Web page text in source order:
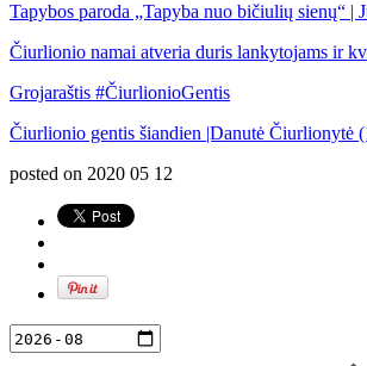
Tapybos paroda „Tapyba nuo bičiulių sienų“ |
Čiurlionio namai atveria duris lankytojams ir
Grojaraštis #ČiurlionioGentis
Čiurlionio gentis šiandien |Danutė Čiurlionytė
posted on 2020 05 12